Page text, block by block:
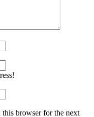
this browser for the next